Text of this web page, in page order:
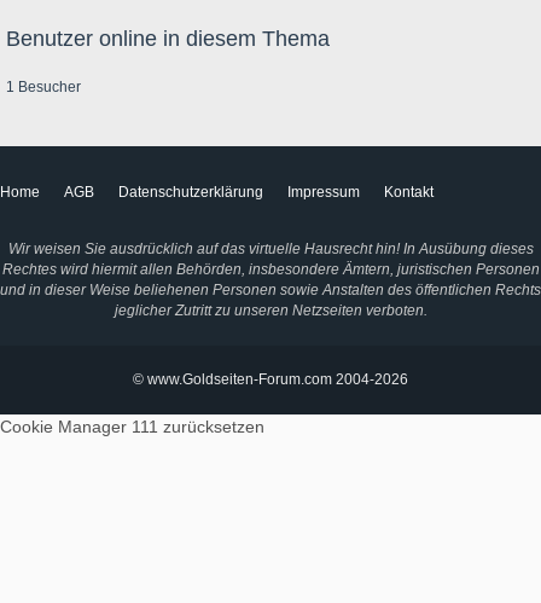
Benutzer online in diesem Thema
1 Besucher
Home AGB Datenschutzerklärung Impressum Kontakt
Wir weisen Sie ausdrücklich auf das virtuelle Hausrecht hin! In Ausübung dieses
Rechtes wird hiermit allen Behörden, insbesondere Ämtern, juristischen Personen
und in dieser Weise beliehenen Personen sowie Anstalten des öffentlichen Rechts
jeglicher Zutritt zu unseren Netzseiten verboten.
© www.Goldseiten-Forum.com 2004-2026
Cookie Manager 111 zurücksetzen